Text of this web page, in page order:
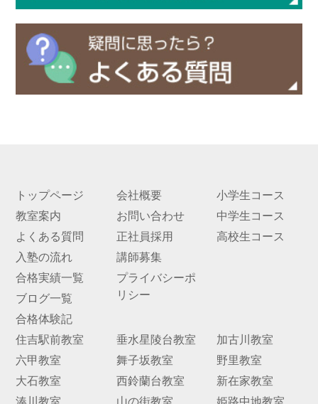
トップページ
教室案内
よくある質問
入塾の流れ
合格実績一覧
ブログ一覧
合格体験記
会社概要
お問い合わせ
正社員採用
講師募集
プライバシーポ
リシー
小学生コース
中学生コース
高校生コース
住吉駅前教室
六甲教室
大石教室
垂水星陵台教室
舞子坂教室
西鈴蘭台教室
加古川教室
野里教室
新在家教室